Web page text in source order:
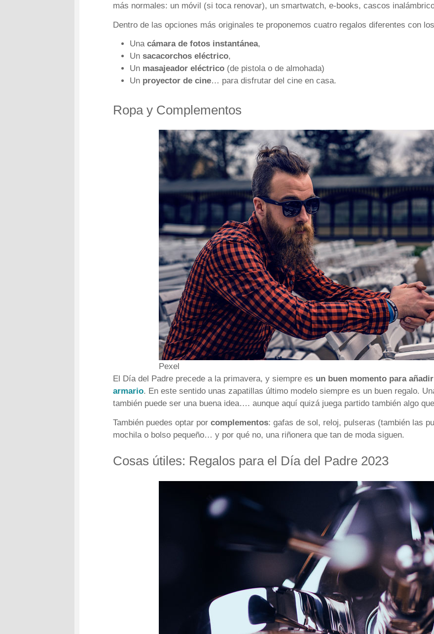
más normales: un móvil (si toca renovar), un smartwatch, e-books, cascos
Dentro de las opciones más originales te proponemos cuatro regalos diferentes con
Unacámara de fotos instantánea,
Unsacacorchos eléctrico,
Un masajeador eléctrico (de pistola o de almohada)
Un proyector de cine… para disfrutar del cine en casa.
Ropa y Complementos
Pexel
El Día del Padre precede a la primavera, y siempre es un buen momento para
armario. En este sentido unas zapatillas último modelo siempre es un buen regalo.
también puede ser una buena idea…. aunque aquí quizá juega partido también algo
También puedes optar porcomplementos: gafas de sol, reloj, pulseras (también las
mochila o bolso pequeño… y por qué no, una riñonera que tan de moda siguen.
Cosas útiles: Regalos para el Día del Padre 2023